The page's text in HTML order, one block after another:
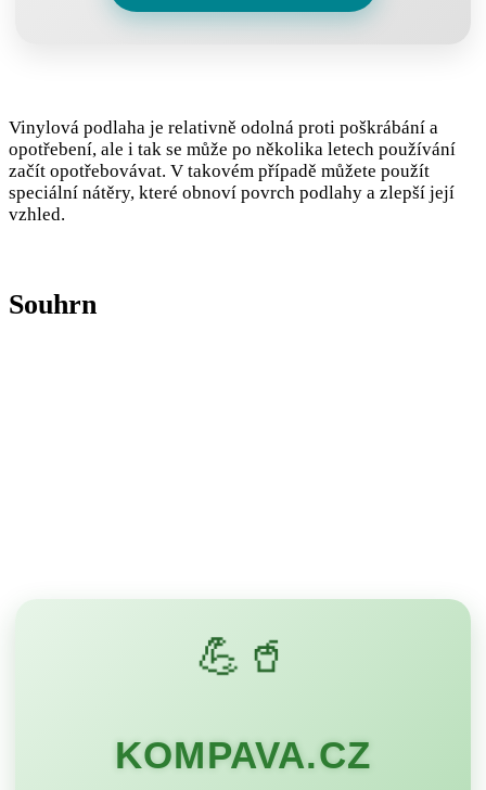
Vinylová podlaha je relativně odolná proti poškrábání a
opotřebení, ale i tak se může po několika letech používání
začít opotřebovávat. V takovém případě můžete použít
speciální nátěry, které obnoví povrch podlahy a zlepší její
vzhled.
Souhrn
💪🥤
KOMPAVA.CZ